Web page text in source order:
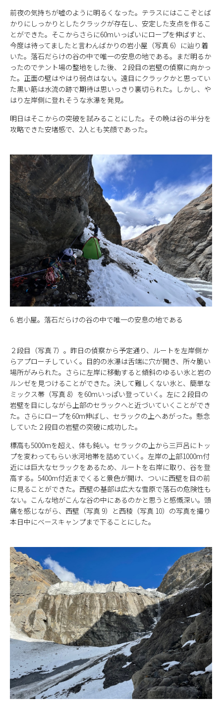
前夜の気持ちが嘘のように明るくなった。テラスにはここぞとば
かりにしっかりとしたクラックが存在し、安定した支点を作るこ
とができた。そこからさらに60mいっぱいにロープを伸ばすと、
今度は待ってましたと言わんばかりの岩小屋（写真 6）に辿り着
いた。落石だらけの谷の中で唯一の安息の地である。まだ明るか
ったのでテント場の整地をした後、２段目の岩壁の偵察に向かっ
た。正面の壁はやはり弱点はない。遠目にクラックかと思ってい
た黒い筋は水流の跡で期待は思いっきり裏切られた。しかし、や
はり左岸側に登れそうな氷瀑を発見。
明日はそこからの突破を試みることにした。その晩は谷の半分を
攻略できた安堵感で、2人とも笑顔であった。
6. 岩小屋。落石だらけの谷の中で唯一の安息の地である
２段目（写真 7）。昨日の偵察から予定通り、ルートを左岸側か
らアプローチしていく。目的の氷瀑は舌端に穴が開き、所々脆い
場所がみられた。さらに左岸に移動すると傾斜のゆるい氷と岩の
ルンゼを見つけることができた。決して難しくない氷と、簡単な
ミックス帯（写真 8）を60mいっぱい登っていく。左に２段目の
岩壁を目にしながら上部のセラックへと近づいていくことができ
た。さらにロープを60m伸ばし、セラックの上へあがった。懸念
していた２段目の岩壁の突破に成功した。
標高も5000mを超え、体も鈍い。セラックの上から三戸呂にトッ
プを変わってもらい氷河地帯を詰めていく。左岸の上部1000m付
近には巨大なセラックをあるため、ルートを右岸に取り、谷を登
高する。5400m付近までくると景色が開け、ついに西壁を目の前
に見ることができた。西壁の基部は広大な雪原で落石の危険性も
ない。こんな地がこんな谷の中にあるのかと思うと感慨深い。頭
痛を感じながら、西壁（写真 9）と西稜（写真 10）の写真を撮り
本日中にベースキャンプまで下ることにした。